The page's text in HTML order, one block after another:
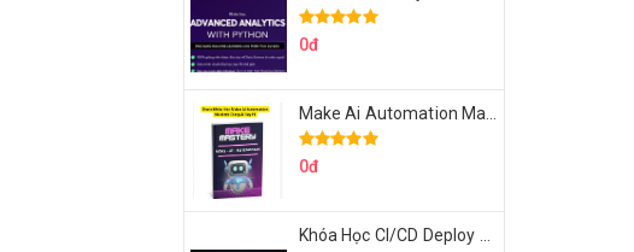
0đ
0đ